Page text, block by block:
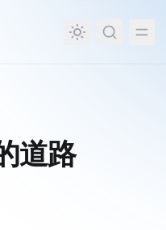
道路